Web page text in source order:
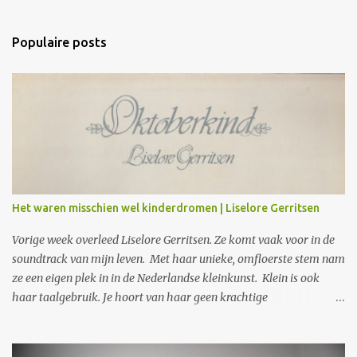
c
t
Populaire posts
Het waren misschien wel kinderdromen | Liselore Gerritsen
Vorige week overleed Liselore Gerritsen. Ze komt vaak voor in de
soundtrack van mijn leven. Met haar unieke, omfloerste stem nam
ze een eigen plek in in de Nederlandse kleinkunst. Klein is ook
haar taalgebruik. Je hoort van haar geen krachtige